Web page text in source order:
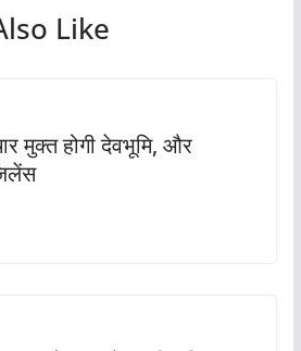
Like
मुक्त होगी देवभूमि, और